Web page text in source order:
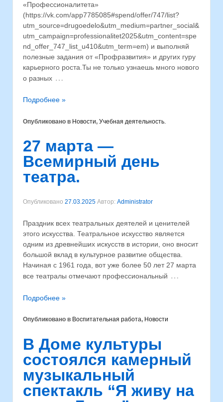
«Профессионалитета»
(https://vk.com/app7785085#spend/offer/747/list?
utm_source=drugoedelo&utm_medium=partner_social&
utm_campaign=professionalitet2025&utm_content=spe
nd_offer_747_list_u410&utm_term=em) и выполняй
полезные задания от «Профразвития» и других гуру
карьерного роста.Ты не только узнаешь много нового
о разных …
Подробнее »
Опубликовано в Новости, Учебная деятельность.
27 марта —
Всемирный день
театра.
Опубликовано 27.03.2025 Автор: Administrator
Праздник всех театральных деятелей и ценителей
этого искусства. Театральное искусство является
одним из древнейших искусств в истории, оно вносит
большой вклад в культурное развитие общества.
Начиная с 1961 года, вот уже более 50 лет 27 марта
все театралы отмечают профессиональный …
Подробнее »
Опубликовано в Воспитательная работа, Новости
В Доме культуры
состоялся камерный
музыкальный
спектакль “Я живу на